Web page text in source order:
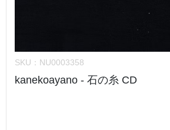
SKU： NU0003358
kanekoayano - 石の糸 CD